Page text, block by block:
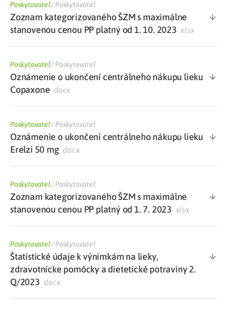
Poskytovateľ/Poskytovateľ
Zoznam kategorizovaného ŠZM s maximálne
stanovenou cenou PP platný od 1. 10. 2023 xlsx
Poskytovateľ/Poskytovateľ
Oznámenie o ukončení centrálneho nákupu lieku
Copaxone docx
Poskytovateľ/Poskytovateľ
Oznámenie o ukončení centrálneho nákupu lieku
Erelzi 50 mgdocx
Poskytovateľ/Poskytovateľ
Zoznam kategorizovaného ŠZM s maximálne
stanovenou cenou PP platný od 1. 7. 2023 xlsx
Poskytovateľ/Poskytovateľ
Štatistické údaje k výnimkám na lieky,
zdravotnícke pomôcky a dietetické potraviny 2.
Q/2023 docx